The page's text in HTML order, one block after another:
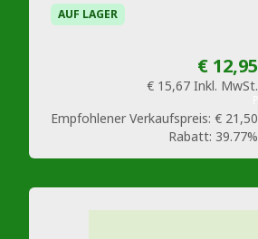
AUF LAGER
€ 12,95
€ 15,67 Inkl. MwSt.
Empfohlener Verkaufspreis: € 21,50
Rabatt: 39.77%